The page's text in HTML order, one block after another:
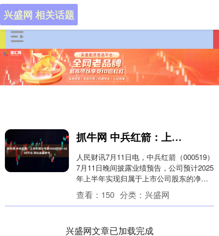
兴盛网 相关话题
抓牛网 中兵红箭：上半年预计亏损3000万元—5800万元 同比由盈转亏
人民财讯7月11日电，中兵红箭（000519）
7月11日晚间披露业绩预告，公司预计2025
年上半年实现归属于上市公司股东的净利
润亏损3000万元—5800万元，....
查看： 150 分类： 兴盛网
兴盛网文章已加载完成